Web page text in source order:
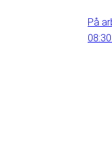
På